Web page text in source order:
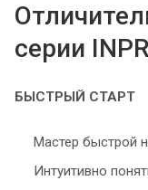
серии
БЫСТРЫЙ СТАРТ
Мастер быстрой
Интуитивно